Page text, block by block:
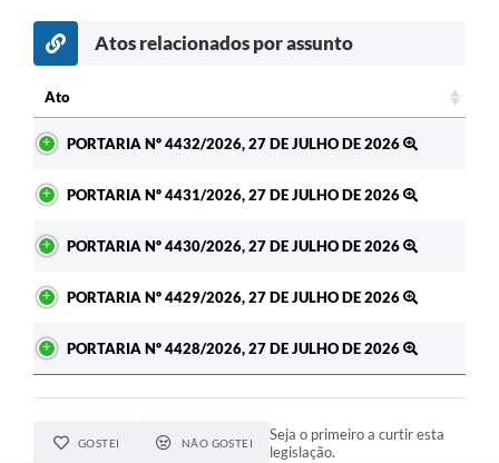
Atos relacionados por assunto
Ato
PORTARIA Nº 4432/2026, 27 DE JULHO DE 2026
PORTARIA Nº 4431/2026, 27 DE JULHO DE 2026
PORTARIA Nº 4430/2026, 27 DE JULHO DE 2026
PORTARIA Nº 4429/2026, 27 DE JULHO DE 2026
PORTARIA Nº 4428/2026, 27 DE JULHO DE 2026
GOSTEI NÃO GOSTEI
Seja o primeiro a curtir esta
legislação.